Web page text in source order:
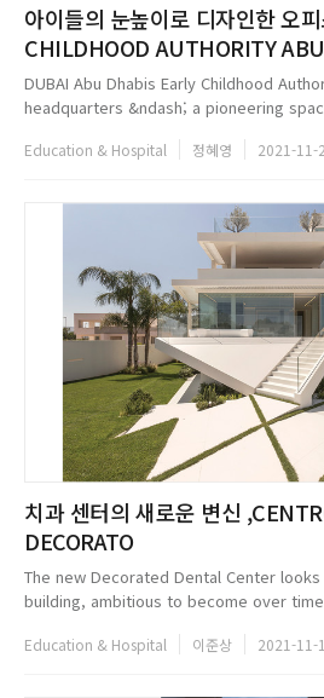
아이들의 눈높이로 디자인한 오
CHILDHOOD AUTHORITY
DUBAI Abu Dhabis Early Childhood
headquarters &ndash; a pioneering
based...
Education & Hospital 정혜영 2021-11-
치과 센터의 새로운 변신
DECORATO
The new Decorated Dental Center
building, ambitious to become over
Education & Hospital 이준상 2021-11-